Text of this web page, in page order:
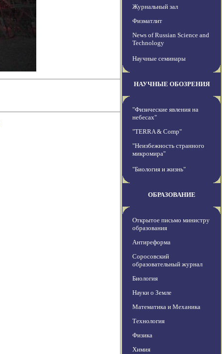
Журнальный зал
Физматлит
News of Russian Science and
Technology
Научные семинары
НАУЧНЫЕ ОБОЗРЕНИЯ
"Физические явления на
небесах"
"TERRA & Comp"
"Неизбежность странного
микромира"
"Биология и жизнь"
ОБРАЗОВАНИЕ
Открытое письмо министру
образования
Антиреформа
Соросовский
образовательный журнал
Биология
Науки о Земле
Математика и Механика
Технология
Физика
Химия